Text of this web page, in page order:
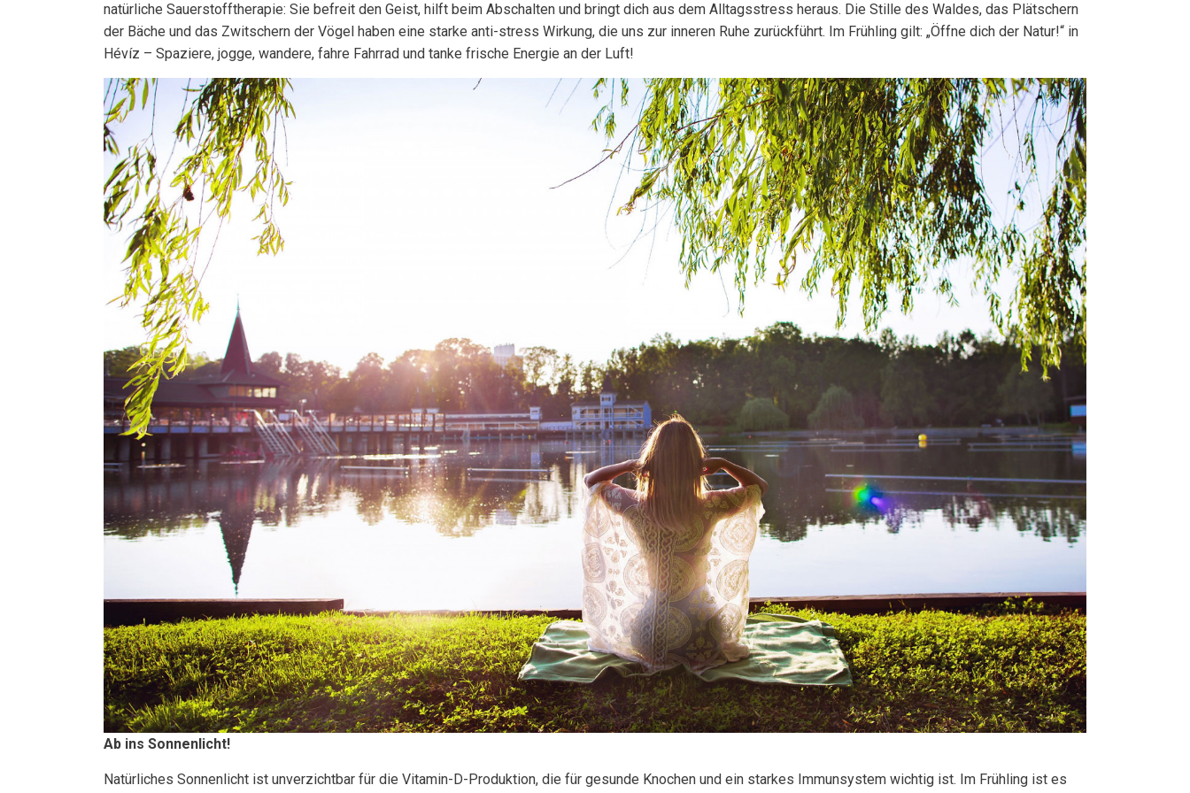
natürliche Sauerstofftherapie: Sie befreit den Geist, hilft beim Abschalten und bringt dich aus dem Alltagsstress heraus. Die Stille des Waldes, das Plätschern
der Bäche und das Zwitschern der Vögel haben eine starke anti-stress Wirkung, die uns zur inneren Ruhe zurückführt. Im Frühling gilt: „Öffne dich der Natur!“ in
Hévíz – Spaziere, jogge, wandere, fahre Fahrrad und tanke frische Energie an der Luft!
Ab ins Sonnenlicht!
Natürliches Sonnenlicht ist unverzichtbar für die Vitamin-D-Produktion, die für gesunde Knochen und ein starkes Immunsystem wichtig ist. Im Frühling ist es